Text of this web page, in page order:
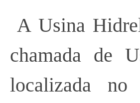
A Usina
chamada de
localizada